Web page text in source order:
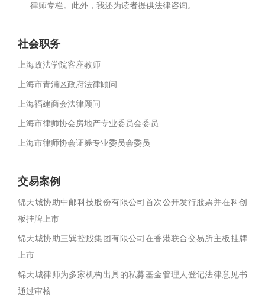
律师专栏。此外，我还为读者提供法律咨询。
社会职务
上海政法学院客座教师
上海市青浦区政府法律顾问
上海福建商会法律顾问
上海市律师协会房地产专业委员会委员
上海市律师协会证券专业委员会委员
交易案例
锦天城协助中邮科技股份有限公司首次公开发行股票并在科创
板挂牌上市
锦天城协助三巽控股集团有限公司在香港联合交易所主板挂牌
上市
锦天城律师为多家机构出具的私募基金管理人登记法律意见书
通过审核